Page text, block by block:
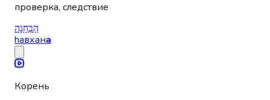
проверка, следствие
הַבְחָנָה
hавхана
Корень